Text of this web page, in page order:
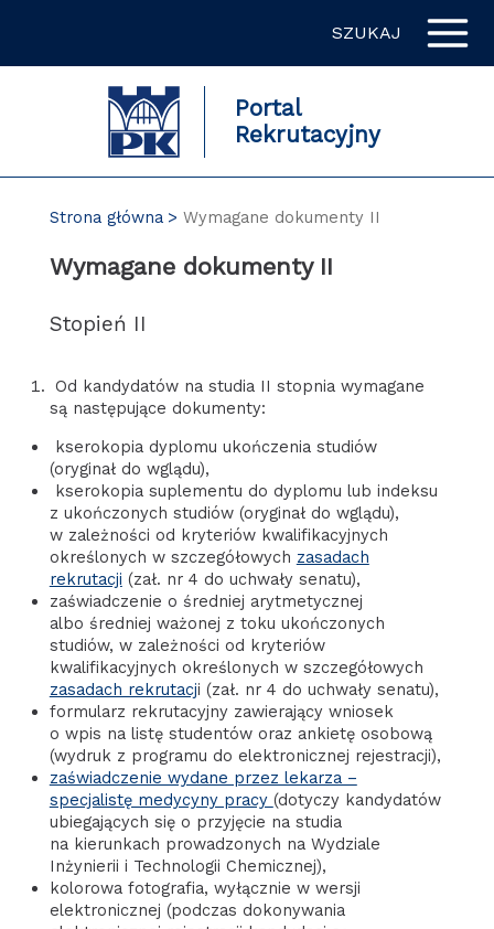
SZUKAJ
Portal
Rekrutacyjny
Strona główna Wymagane dokumenty II
Wymagane dokumenty II
Stopień II
Od kandydatów na studia II stopnia wymagane
są następujące dokumenty:
kserokopia dyplomu ukończenia studiów
(oryginał do wglądu),
kserokopia suplementu do dyplomu lub indeksu
z ukończonych studiów (oryginał do wglądu),
w zależności od kryteriów kwalifikacyjnych
określonych w szczegółowych zasadach
rekrutacji (zał. nr 4 do uchwały senatu),
zaświadczenie o średniej arytmetycznej
albo średniej ważonej z toku ukończonych
studiów, w zależności od kryteriów
kwalifikacyjnych określonych w szczegółowych
zasadach rekrutacji (zał. nr 4 do uchwały senatu),
formularz rekrutacyjny zawierający wniosek
o wpis na listę studentów oraz ankietę osobową
(wydruk z programu do elektronicznej rejestracji),
zaświadczenie wydane przez lekarza –
specjalistę medycyny pracy (dotyczy kandydatów
ubiegających się o przyjęcie na studia
na kierunkach prowadzonych na Wydziale
Inżynierii i Technologii Chemicznej),
kolorowa fotografia, wyłącznie w wersji
elektronicznej (podczas dokonywania